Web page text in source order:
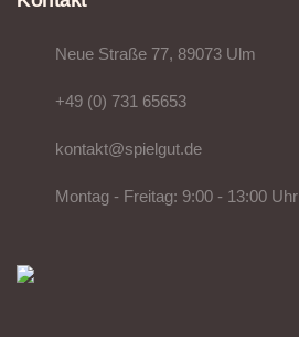
Neue Straße 77, 89073 Ulm
+49 (0) 731 65653
kontakt@spielgut.de
Montag - Freitag: 9:00 - 13:00 Uhr